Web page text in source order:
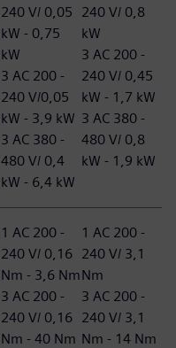
240 V/ 0,05
kW - 0,75
kW
3 AC 200 -
240 V/0,05
kW - 3,9 kW
3 AC 380 -
480 V/ 0,4
kW - 6,4 kW
240 V/ 0,8
kW
3 AC 200 -
240 V/ 0,45
kW - 1,7 kW
3 AC 380 -
480 V/ 0,8
kW - 1,9 kW
1 AC 200 -
240 V/ 0,16
Nm - 3,6 Nm
3 AC 200 -
240 V/ 0,16
Nm - 40 Nm
1 AC 200 -
240 V/ 3,1
Nm
3 AC 200 -
240 V/ 3,1
Nm - 14 Nm